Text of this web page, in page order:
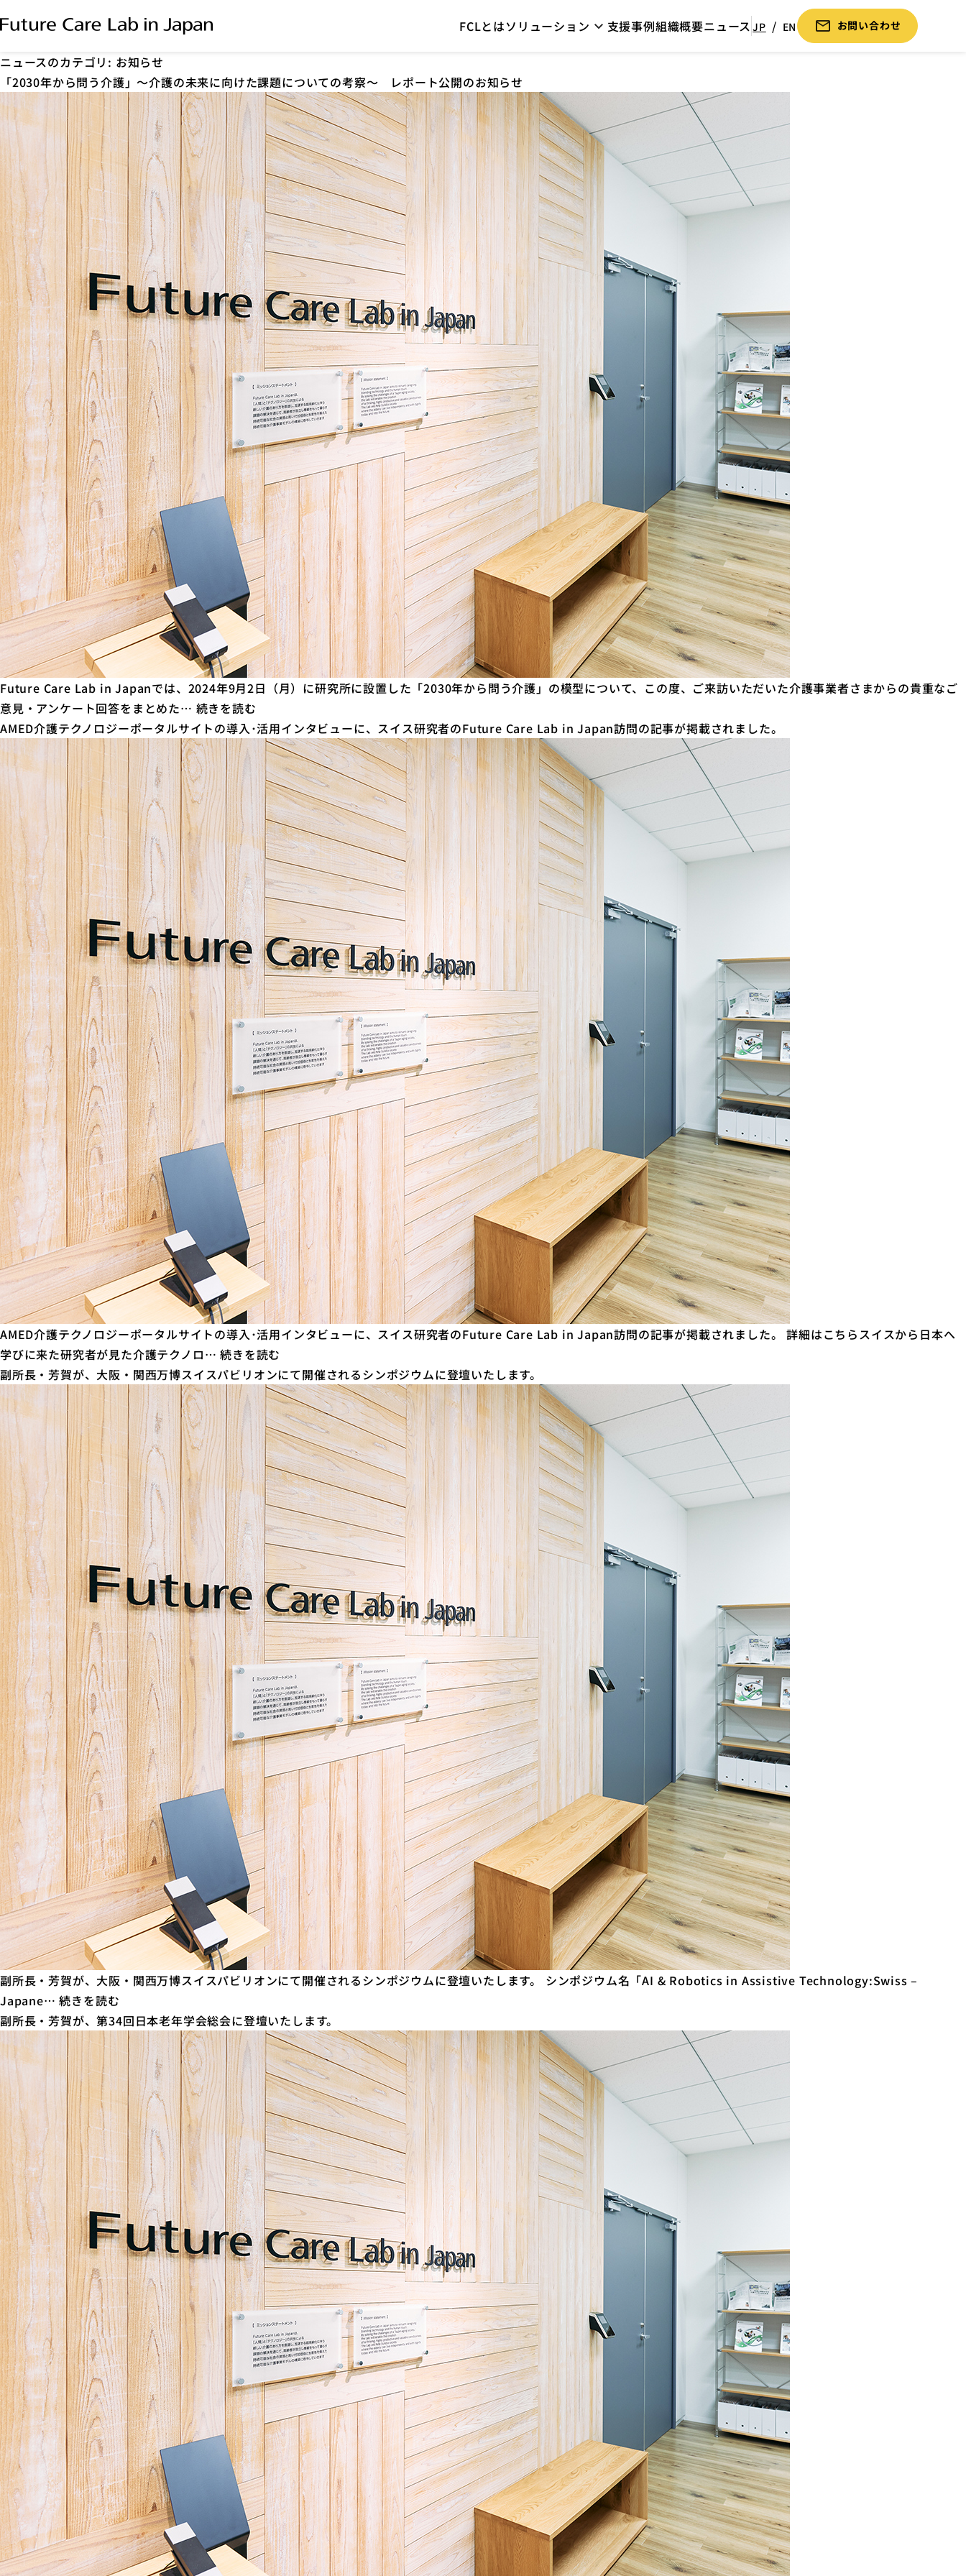
FCLとはソリューション 支援事例組織概要ニュース JP EN お問い合わせ
ニュースのカテゴリ: お知らせ
「2030年から問う介護」～介護の未来に向けた課題についての考察～ レポート公開のお知らせ
Future Care Lab in Japanでは、2024年9月2日（月）に研究所に設置した「2030年から問う介護」の模型について、この度、ご来訪いただいた介護事業者さまからの貴重なご
意見・アンケート回答をまとめた… 続きを読む
年
か
ら
問
う
介
護」
～
介
護
の
未
来
に
向
け
た
課
題
に
つ
い
て
の
考
察
～
レ
ポ
ー
ト
公
開
の
お
知
ら
せ
AMED介護テクノロジーポータルサイトの導入･活用インタビューに、スイス研究者のFuture Care Lab in Japan訪問の記事が掲載されました。
AMED介護テクノロジーポータルサイトの導入･活用インタビューに、スイス研究者のFuture Care Lab in Japan訪問の記事が掲載されました。 詳細はこちらスイスから日本へ
学びに来た研究者が見た介護テクノロ…続きを読む
介
護
テ
ク
ノ
ロ
ジ
ー
ポ
ー
タ
ル
サ
イ
ト
の
導
入･
活
イ
ン
ビ
ュ
ー
に、
ス
イ
ス
研
者
の
Future
Care
Lab
in
Japan
訪
問
の
記
事
が
掲
載
さ
れ
ま
し
た。
副所長・芳賀が、大阪・関西万博スイスパビリオンにて開催されるシンポジウムに登壇いたします。
副所長・芳賀が、大阪・関西万博スイスパビリオンにて開催されるシンポジウムに登壇いたします。 シンポジウム名「AI & Robotics in Assistive Technology:Swiss –
Japane…続きを読む
所
長・
芳
賀
が、
大
阪・
関
西
万
博
ス
イ
ス
パ
ビ
リ
オ
ン
に
て
開
催
さ
れ
る
シ
ン
副所長・芳賀が、第34回日本老年学会総会に登壇いたします。